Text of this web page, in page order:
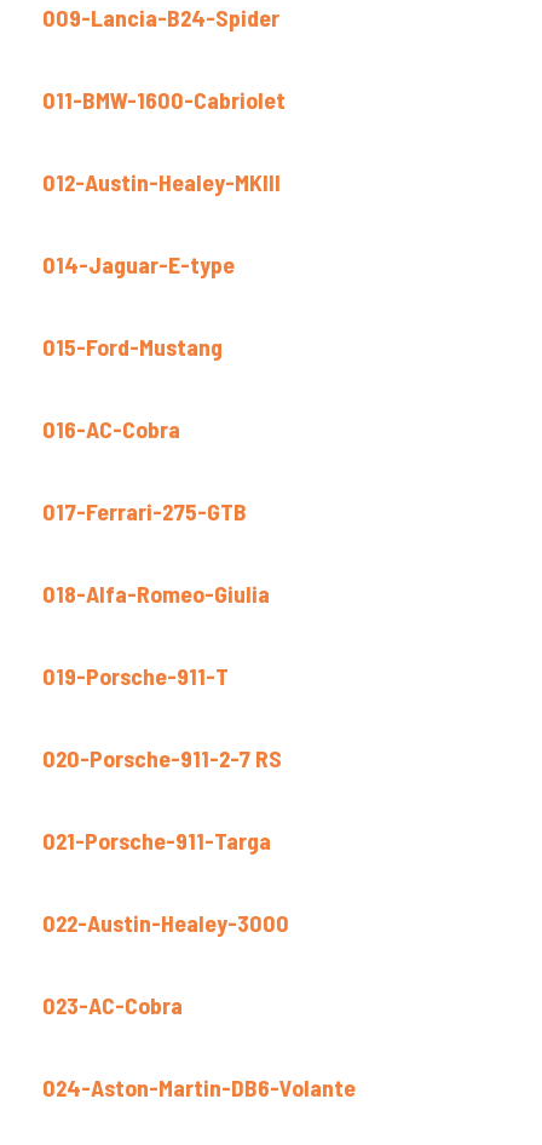
009-Lancia-B24-Spider
011-BMW-1600-Cabriolet
012-Austin-Healey-MKIII
014-Jaguar-E-type
015-Ford-Mustang
016-AC-Cobra
017-Ferrari-275-GTB
018-Alfa-Romeo-Giulia
019-Porsche-911-T
020-Porsche-911-2-7 RS
021-Porsche-911-Targa
022-Austin-Healey-3000
023-AC-Cobra
024-Aston-Martin-DB6-Volante